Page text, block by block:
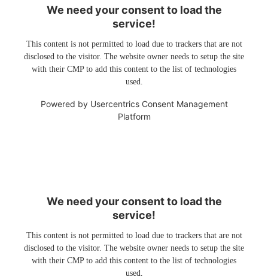
We need your consent to load the
service!
This content is not permitted to load due to trackers that are not
disclosed to the visitor. The website owner needs to setup the site
with their CMP to add this content to the list of technologies
used.
Powered by Usercentrics Consent Management
Platform
We need your consent to load the
service!
This content is not permitted to load due to trackers that are not
disclosed to the visitor. The website owner needs to setup the site
with their CMP to add this content to the list of technologies
used.